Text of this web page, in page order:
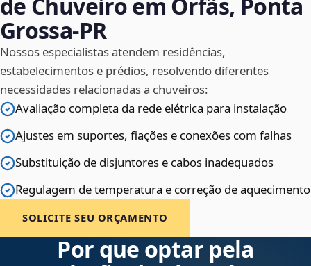
de Chuveiro em Orfãs, Ponta
Grossa‑PR
Nossos especialistas atendem residências,
estabelecimentos e prédios, resolvendo diferentes
necessidades relacionadas a chuveiros:
Avaliação completa da rede elétrica para instalação
Ajustes em suportes, fiações e conexões com falhas
Substituição de disjuntores e cabos inadequados
Regulagem de temperatura e correção de aquecimento
SOLICITE SEU ORÇAMENTO
Por que optar pela